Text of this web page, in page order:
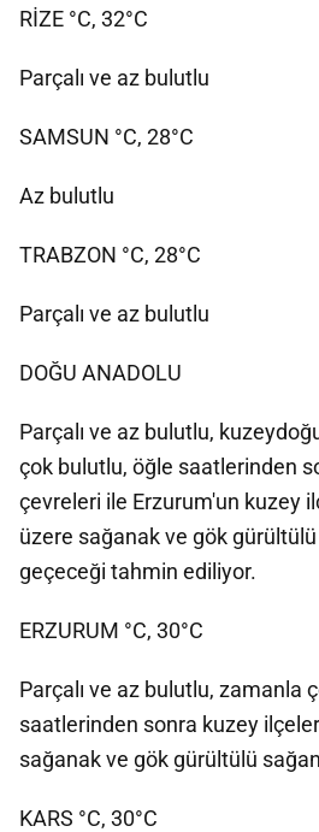
RİZE °C, 32°C
Parçalı ve az bulutlu
SAMSUN °C, 28°C
Az bulutlu
TRABZON °C, 28°C
Parçalı ve az bulutlu
DOĞU ANADOLU
Parçalı ve az bulutlu,
çok bulutlu, öğle saatlerinden
çevreleri ile Erzurum'un kuzey
üzere sağanak ve gök gürültülü
geçeceği tahmin ediliyor.
ERZURUM °C, 30°C
Parçalı ve az bulutlu, zamanla
saatlerinden sonra kuzey
sağanak ve gök gürültülü
KARS °C, 30°C